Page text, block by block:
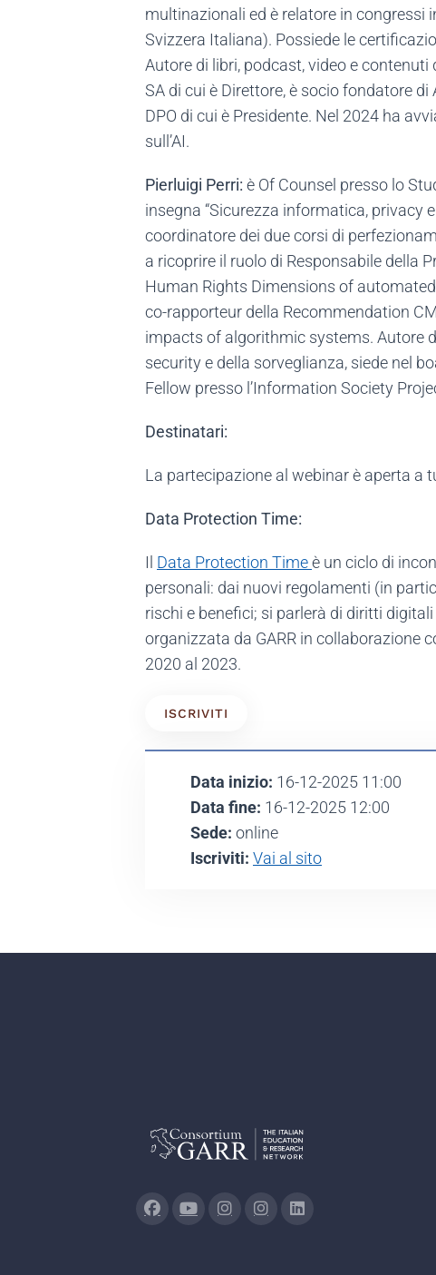
multinazionali ed è relatore in congressi
Svizzera Italiana). Possiede le
Autore di libri, podcast, video e
SA di cui è Direttore, è socio fondatore di
DPO di cui è Presidente. Nel 2024 ha
sull’AI.
Pierluigi Perri: è Of Counsel presso lo
insegna “Sicurezza informatica, privacy
coordinatore dei due corsi di
a ricoprire il ruolo di Responsabile della
Human Rights Dimensions of
co-rapporteur della Recommendation
impacts of algorithmic systems. Autore
security e della sorveglianza, siede nel
Fellow presso l’Information Society
Destinatari:
La partecipazione al webinar è aperta a
Data Protection Time:
Il Data Protection Timeè un ciclo di
personali: dai nuovi regolamenti (in
rischi e benefici; si parlerà di diritti
organizzata da GARR in collaborazione
2020 al 2023.
ISCRIVITI
Data inizio: 16-12-2025 11:00
Data fine: 16-12-2025 12:00
Sede: online
Iscriviti: Vai al sito